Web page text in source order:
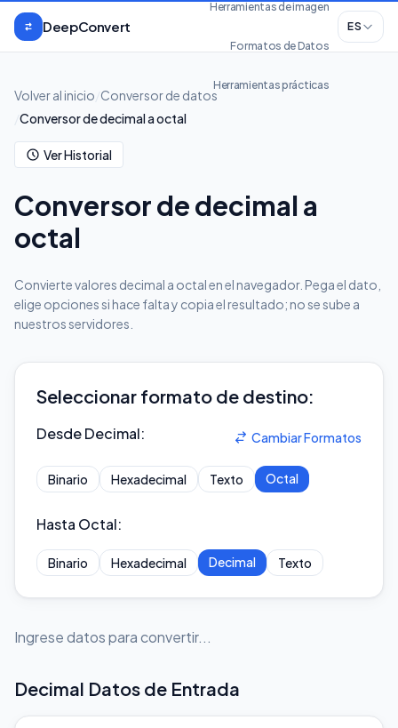
Saltar al contenido
DeepConvert
Herramientas de imagen
Formatos de Datos
Herramientas prácticas
ES
Volver al inicio Conversor de datos
Conversor de decimal a octal
Ver Historial
Conversor de decimal a
octal
Convierte valores decimal a octal en el navegador. Pega el dato,
elige opciones si hace falta y copia el resultado; no se sube a
nuestros servidores.
Seleccionar formato de destino:
Desde Decimal: Cambiar Formatos
Binario Hexadecimal Texto Octal
Hasta Octal:
Binario Hexadecimal Decimal Texto
Ingrese datos para convertir...
Decimal Datos de Entrada